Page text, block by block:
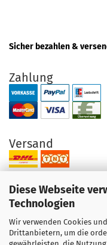
Diese Webseite
Technologien
Wir verwenden Cookies
Drittanbietern, um die
gewährleisten, die
Sicher bezahlen &
Zahlung
Versand
Ihre Vorteile bei uns